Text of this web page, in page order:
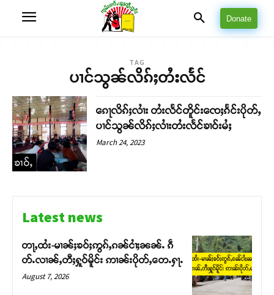
Donate
TAG
ပၢင်သွၼ်လိၵ်ႈတႆးလႅင်
ၶၢဝ်ႇ
ၵေႃလိၵ်ႈလၢႆး တႆးလႅင်တိူင်းၸေႈၵႅင်းပိုတ်ႇ
ပၢင်သွၼ်လိၵ်ႈလၢႆးတႆးလႅင်ၶၢဝ်းမႆႈ
March 24, 2023
Latest news
တႃႇထႆး-မၢၼ်ႈၶဝ်ႈဢွၵ်ႇၵၼ်ငၢႆႈၼၼ်ႉ ၵဵ
တ်ႉလၢၼ်ႇတီႈႁူဝ်မိူင်း ဢၢၼ်းပိုတ်ႇတေႉႁႃႉ
August 7, 2026